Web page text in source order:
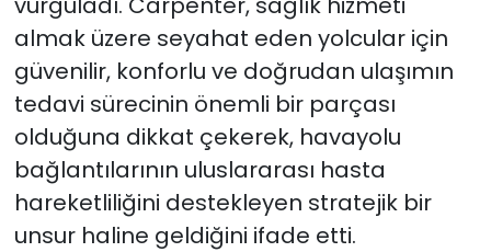
almak üzere seyahat eden yolcular için
güvenilir, konforlu ve doğrudan ulaşımın
tedavi sürecinin önemli bir parçası
olduğuna dikkat çekerek, havayolu
bağlantılarının uluslararası hasta
hareketliliğini destekleyen stratejik bir
unsur haline geldiğini ifade etti.